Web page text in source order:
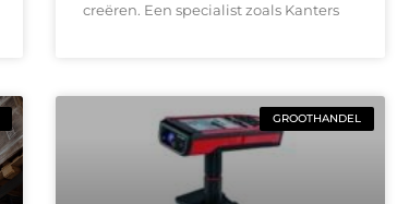
creëren. Een specialist zoals Kanters
GROOTHANDEL